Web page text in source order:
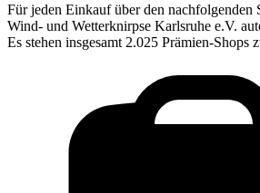
Für jeden Einkauf über den
Wind- und Wetterknirpse Karlsruhe e.V.
Es stehen insgesamt 2.025 Prämien-Shops